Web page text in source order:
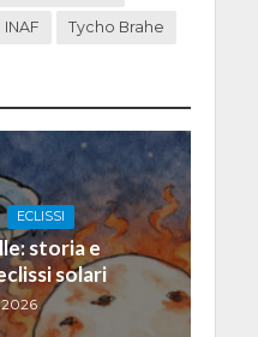
Tycho Brahe
ECLISSI
storia e
solari
2026